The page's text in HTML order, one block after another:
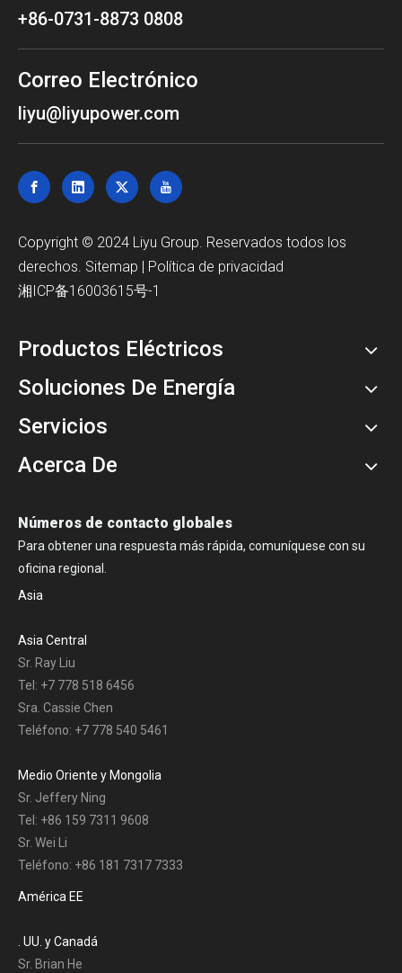
+86-0731-8873 0808
Correo Electrónico
liyu@liyupower.com
Copyright © 2024 Liyu Group. Reservados todos los
derechos. Sitemap
Política de privacidad
湘ICP备16003615号-1
Productos Eléctricos
Soluciones De Energía
Servicios
Acerca De
Números de contacto globales
Para obtener una respuesta más rápida, comuníquese con su
oficina regional.
Asia
Asia Central
Sr. Ray Liu
Tel: +7 778 518 6456
Sra. Cassie Chen
Teléfono: +7 778 540 5461
Medio Oriente y Mongolia
Sr. Jeffery Ning
Tel: +86 159 7311 9608
Sr. Wei Li
Teléfono: +86 181 7317 7333
América EE
. UU. y Canadá
Sr. Brian He